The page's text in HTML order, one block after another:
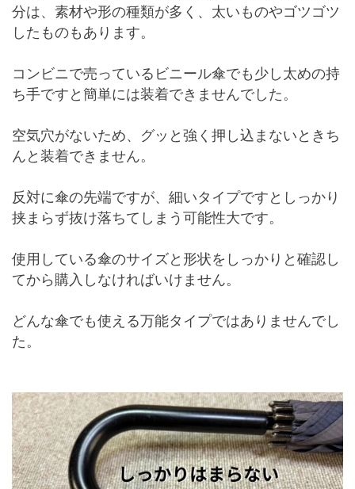
分は、素材や形の種類が多く、太いものやゴツゴツ
したものもあります。
コンビニで売っているビニール傘でも少し太めの持
ち手ですと簡単には装着できませんでした。
空気穴がないため、グッと強く押し込まないときち
んと装着できません。
反対に傘の先端ですが、細いタイプですとしっかり
挟まらず抜け落ちてしまう可能性大です。
使用している傘のサイズと形状をしっかりと確認し
てから購入しなければいけません。
どんな傘でも使える万能タイプではありませんでし
た。